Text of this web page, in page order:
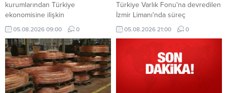
kurumlarından Türkiye
ekonomisine ilişkin
değerlendirmelerinde olumlu
beklentilerini artırmaya devam
ediyor. HSBC ve Deutsche Bank,
Türk varlıklarına yönelik olumlu
görüşlerini güçlendirdi.
05.08.2026 09:00 0
Türkiye Varlık Fonu'na devredilen
İzmir Limanı'nda süreç
tamamlandı. Mülkiyeti kamuda
kalacak dev tesis, Alport
modernizasyon yatırımlarıyla
küresel lojistik merkezine
dönüşecek.
05.08.2026 21:00 0